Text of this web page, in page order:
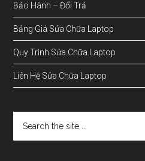
Bảo Hành – Đổi Trả
Bảng Giá Sửa Chữa Laptop
Quy Trình Sửa Chữa Laptop
Liên Hệ Sửa Chữa Laptop